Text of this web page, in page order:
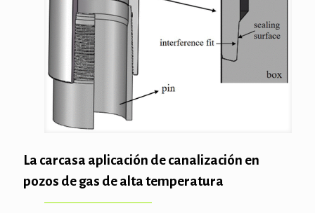
La carcasa aplicación de canalización en
pozos de gas de alta temperatura